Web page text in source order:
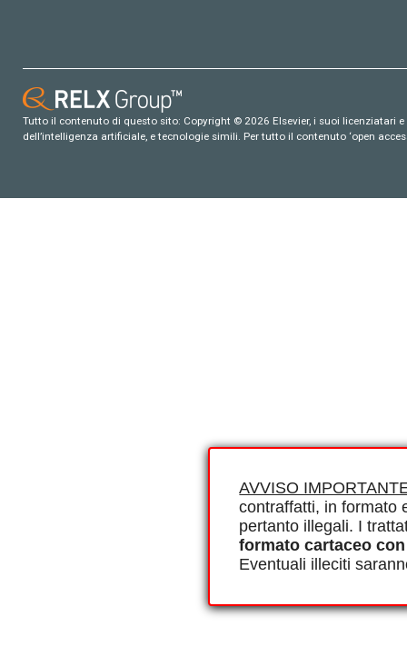
AVVISO
contraffatti, in formato
pertanto illegali. I
formato cartaceo
Eventuali illeciti
Tutto il contenuto di questo sito: Copyright © 2026 Elsevier, i suoi
dell’intelligenza artificiale, e tecnologie simili. Per tutto il contenuto ‘open